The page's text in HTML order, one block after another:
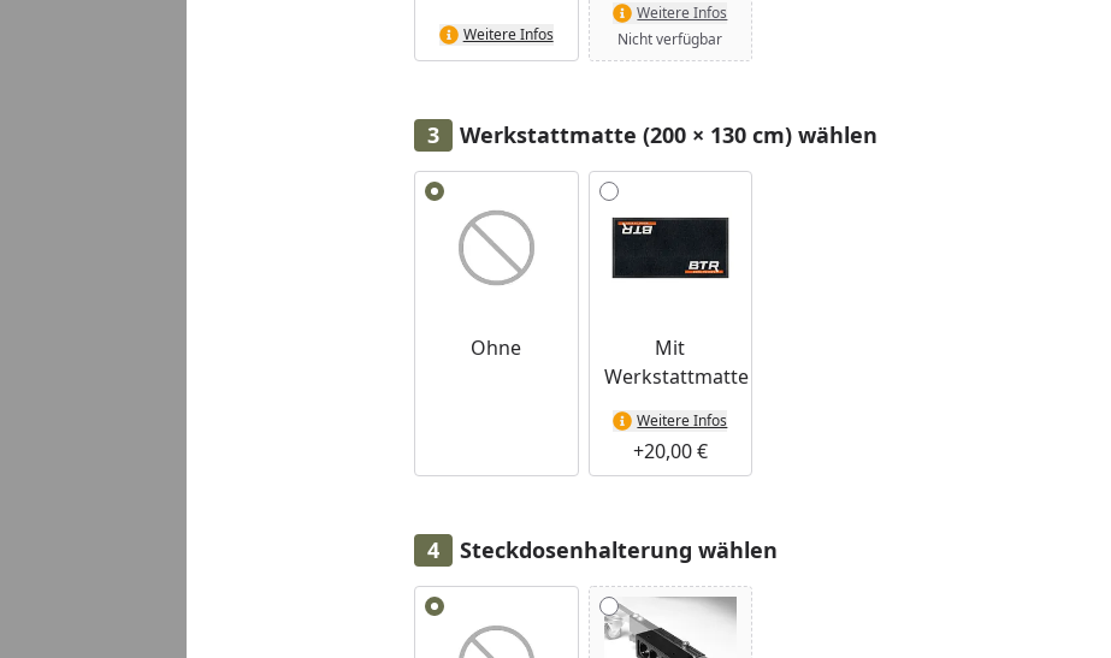
Weitere Infos
Weitere Infos
Nicht verfügbar
Werkstattmatte (200 × 130 cm) wählen
Alle anzeigen (2)
Ohne
Mit
Werkstattmatte
Weitere Infos
+20,00 €
Steckdosenhalterung wählen
Alle anzeigen (2)